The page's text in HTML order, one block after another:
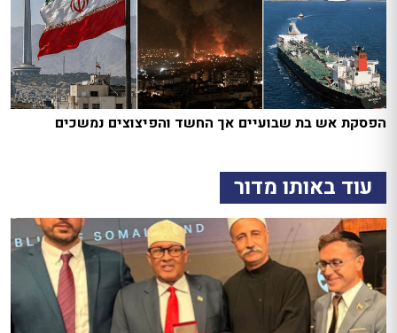
הפסקת אש בת שבועיים אך החשד והפיצוצים נמשכים
עוד באותו מדור